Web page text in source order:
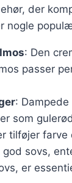
der
nogle
: Den
passer
:
som
tilføjer farve
god sovs,
er